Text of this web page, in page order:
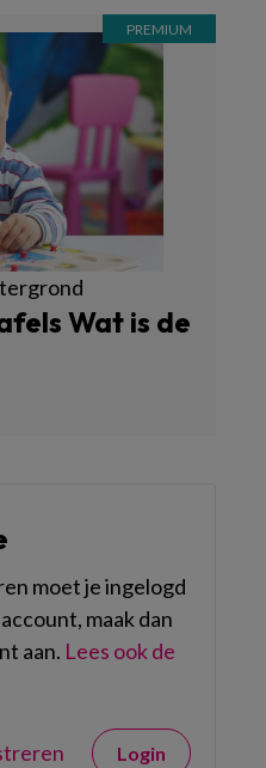
Wat is de
moet je ingelogd
maak dan
aan. Lees ook de
Login